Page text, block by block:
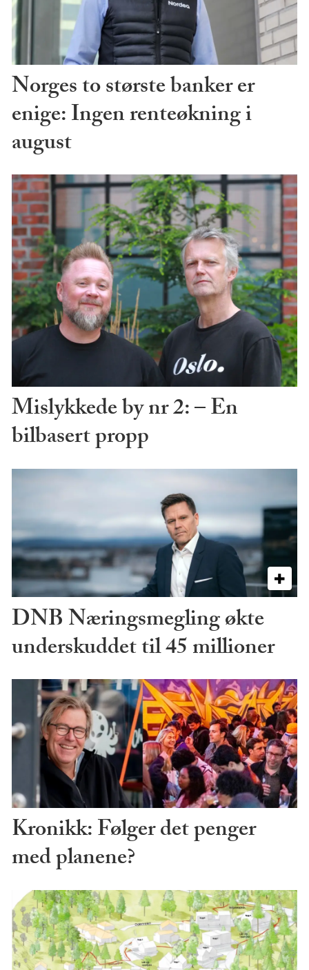
Norges to største banker er
enige: Ingen renteøkning i
august
Mislykkede by nr 2: – En
bilbasert propp
DNB Næringsmegling økte
underskuddet til 45 millioner
Kronikk: Følger det penger
med planene?